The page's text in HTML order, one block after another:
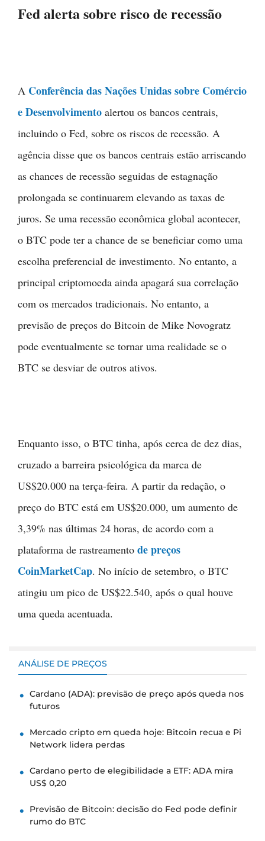
Fed alerta sobre risco de recessão
A Conferência das Nações Unidas sobre Comércio
e Desenvolvimento alertou os bancos centrais,
incluindo o Fed, sobre os riscos de recessão. A
agência disse que os bancos centrais estão arriscando
as chances de recessão seguidas de estagnação
prolongada se continuarem elevando as taxas de
juros. Se uma recessão econômica global acontecer,
o BTC pode ter a chance de se beneficiar como uma
escolha preferencial de investimento. No entanto, a
principal criptomoeda ainda apagará sua correlação
com os mercados tradicionais. No entanto, a
previsão de preços do Bitcoin de Mike Novogratz
pode eventualmente se tornar uma realidade se o
BTC se desviar de outros ativos.
Enquanto isso, o BTC tinha, após cerca de dez dias,
cruzado a barreira psicológica da marca de
US$20.000 na terça-feira. A partir da redação, o
preço do BTC está em US$20.000, um aumento de
3,39% nas últimas 24 horas, de acordo com a
plataforma de rastreamento de preços
CoinMarketCap. No início de setembro, o BTC
atingiu um pico de US$22.540, após o qual houve
uma queda acentuada.
ANÁLISE DE PREÇOS
Cardano (ADA): previsão de preço após queda nos
futuros
Mercado cripto em queda hoje: Bitcoin recua e Pi
Network lidera perdas
Cardano perto de elegibilidade a ETF: ADA mira
US$ 0,20
Previsão de Bitcoin: decisão do Fed pode definir
rumo do BTC